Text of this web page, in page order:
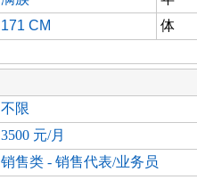
171 CM 体
不限
3500 元/月
销售类 - 销售代表/业务员